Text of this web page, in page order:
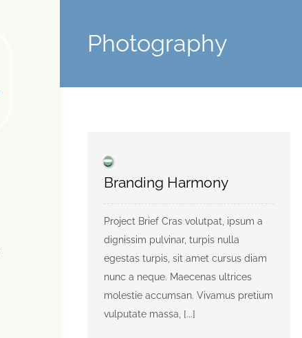
Photography
Branding Harmony
Project Brief Cras volutpat, ipsum a
dignissim pulvinar, turpis nulla
egestas turpis, sit amet cursus diam
nunc a neque. Maecenas ultrices
molestie accumsan. Vivamus pretium
vulputate massa, [...]